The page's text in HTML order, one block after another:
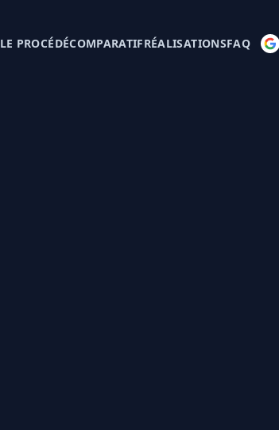
LE PROCÉDÉCOMPARATIFRÉALISATIONSFAQ